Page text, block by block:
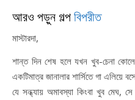
আরও পড়ুন গল্পবিপরীত
মাস্টারদা,
শান্ত দিন শেষ হলে যখন খুব-চেনা
একটিমাত্র জানালার শার্সিতে গা এলিয়ে
যে সন্ধ্যায় অমাবস্যা কিংবা খুব মেঘ,